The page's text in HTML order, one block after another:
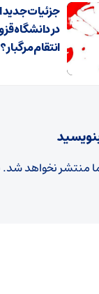
جزئیات جدید
در دانشگاه
انتقام مرگبار؟
منتشر نخواهد شد.